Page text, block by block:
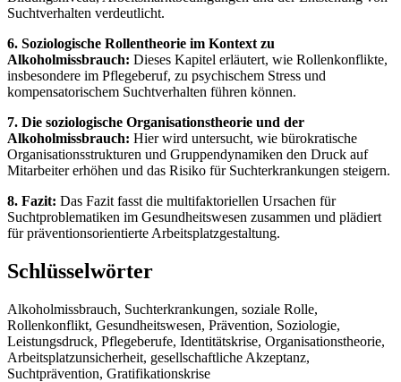
Suchtverhalten verdeutlicht.
6. Soziologische Rollentheorie im Kontext zu
Alkoholmissbrauch: Dieses Kapitel erläutert, wie Rollenkonflikte,
insbesondere im Pflegeberuf, zu psychischem Stress und
kompensatorischem Suchtverhalten führen können.
7. Die soziologische Organisationstheorie und der
Alkoholmissbrauch: Hier wird untersucht, wie bürokratische
Organisationsstrukturen und Gruppendynamiken den Druck auf
Mitarbeiter erhöhen und das Risiko für Suchterkrankungen steigern.
8. Fazit: Das Fazit fasst die multifaktoriellen Ursachen für
Suchtproblematiken im Gesundheitswesen zusammen und plädiert
für präventionsorientierte Arbeitsplatzgestaltung.
Schlüsselwörter
Alkoholmissbrauch, Suchterkrankungen, soziale Rolle,
Rollenkonflikt, Gesundheitswesen, Prävention, Soziologie,
Leistungsdruck, Pflegeberufe, Identitätskrise, Organisationstheorie,
Arbeitsplatzunsicherheit, gesellschaftliche Akzeptanz,
Suchtprävention, Gratifikationskrise